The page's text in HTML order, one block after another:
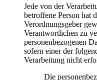
Jede von der
betroffene Person hat
Verordnungsgeber
Verantwortlichen zu
personenbezogenen
sofern einer der
Verarbeitung nicht
Die